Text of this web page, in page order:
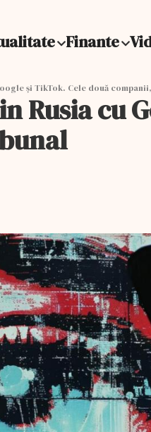
Finante
și TikTok. Cele două
Rusia cu